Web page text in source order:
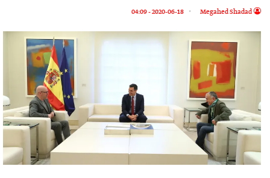
Megahed Shadad
2020-06-18 - 04:09